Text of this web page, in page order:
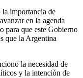
importancia de
en la agenda
para que este Gobierno
que la Argentina
la necesidad de
y la intención de